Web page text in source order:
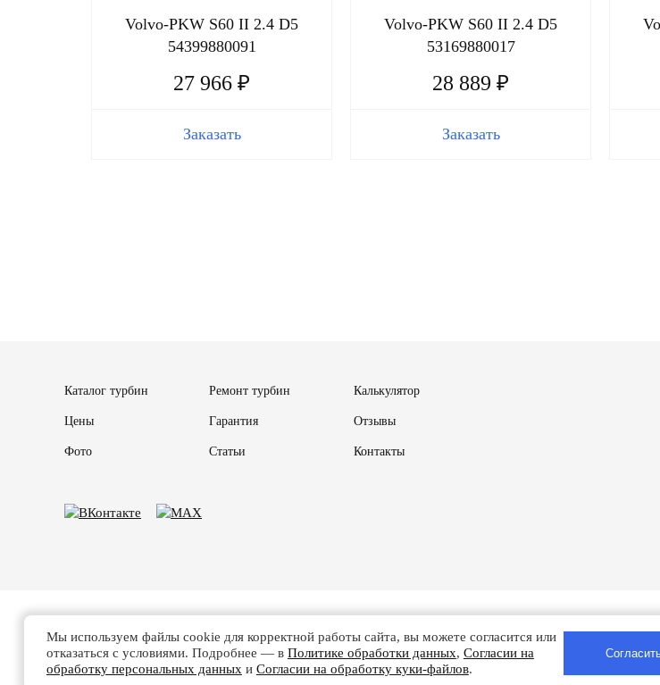
Volvo-PKW S60 II 2.4 D5
54399880091
27 966 ₽
Заказать
Volvo-PKW S60 II 2.4 D5
53169880017
28 889 ₽
Заказать
Каталог турбин Ремонт турбин Калькулятор
Цены Гарантия Отзывы
Фото Статьи Контакты
Турбобаланс - Ремонт турбин в
Политике обработки данных|Согласии на обработку
Мы используем файлы cookie для корректной работы сайта, вы можете согласится или
отказаться с условиями. Подробнее — в Политике обработки данных, Согласии на
обработку персональных данных и Согласии на обработку куки-файлов.